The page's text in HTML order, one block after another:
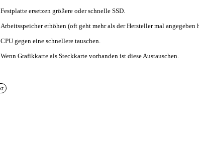
Festplatte ersetzen größere oder schnelle SSD.
Arbeitsspeicher erhöhen (oft geht mehr als der Hersteller mal angegeben
CPU gegen eine schnellere tauschen.
Wenn Grafikkarte als Steckkarte vorhanden ist diese Austauschen.